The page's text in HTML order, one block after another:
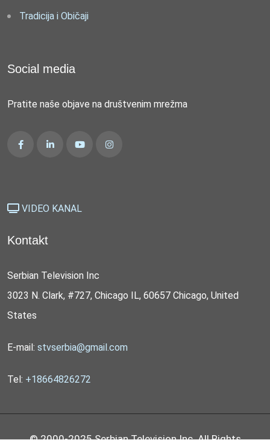
Tradicija i Običaji
Social media
Pratite naše objave na društvenim mrežma
VIDEO KANAL
Kontakt
Serbian Television Inc
3023 N. Clark, #727, Chicago IL, 60657 Chicago, United
States
E-mail: stvserbia@gmail.com
Tel: +18664826272